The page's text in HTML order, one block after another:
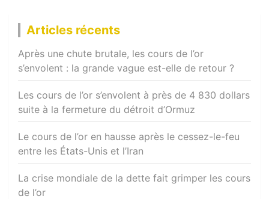
Articles récents
Après une chute brutale, les cours de l’or
s’envolent : la grande vague est-elle de retour ?
Les cours de l’or s’envolent à près de 4 830 dollars
suite à la fermeture du détroit d’Ormuz
Le cours de l’or en hausse après le cessez-le-feu
entre les États-Unis et l’Iran
La crise mondiale de la dette fait grimper les cours
de l’or